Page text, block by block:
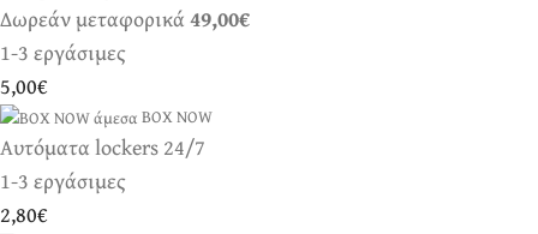
Δωρεάν μεταφορικά49,00€
1-3 εργάσιμες
5,00€
BOX NOW
Αυτόματα lockers 24/7
1-3 εργάσιμες
2,80€